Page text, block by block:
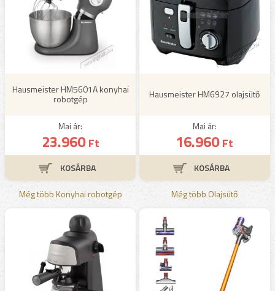
Hausmeister HM5601A konyhai
robotgép
Mai ár:
23.960Ft
Még több Konyhai robotgép
Hausmeister HM6927 olajsütő
Mai ár:
16.960Ft
Még több Olajsütő